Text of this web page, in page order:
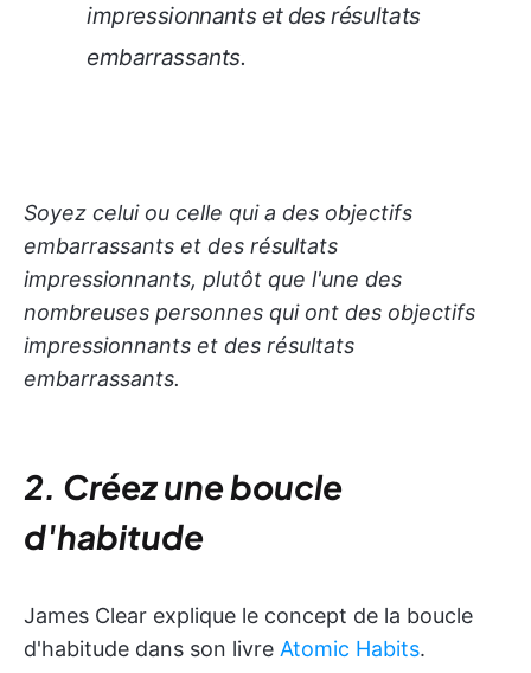
impressionnants et des résultats
embarrassants.
Soyez celui ou celle qui a des objectifs
embarrassants et des résultats
impressionnants, plutôt que l'une des
nombreuses personnes qui ont des objectifs
impressionnants et des résultats
embarrassants.
2. Créez une boucle
d'habitude
James Clear explique le concept de la boucle
d'habitude dans son livre Atomic Habits.